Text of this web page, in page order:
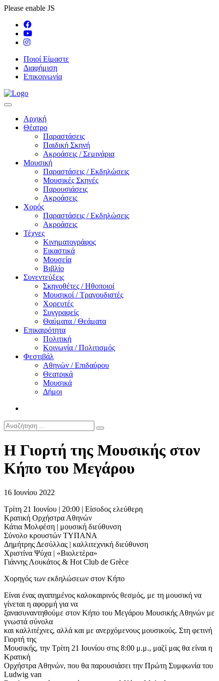
Please enable JS
Ποιοί Είμαστε
Διαφήμιση
Επικοινωνία
Αρχική
Θέατρο
Παραστάσεις
Παιδική Σκηνή
Ακροάσεις / Σεμινάρια
Μουσική
Παραστάσεις / Εκδηλώσεις
Μουσικές Σκηνές
Παρουσιάσεις
Ακροάσεις
Χορός
Παραστάσεις / Εκδηλώσεις
Ακροάσεις
Τέχνες
Κινηματογράφος
Εικαστικά
Μουσεία
Βιβλίο
Συνεντεύξεις
Σκηνοθέτες / Ηθοποιοί
Μουσικοί / Τραγουδιστές
Χορευτές
Συγγραφείς
Θαύματα / Θεάματα
Επικαιρότητα
Πολιτική
Κοινωνία / Πολιτισμός
Φεστιβάλ
Αθηνών / Επιδαύρου
Θεατρικά
Μουσικά
Δήμοι
H Γιορτή της Μουσικής στον
Κήπο του Μεγάρου
16 Ιουνίου 2022
Τρίτη 21 Ιουνίου | 20:00 | Είσοδος ελεύθερη
Κρατική Ορχήστρα Αθηνών
Κάτια Μολφέση | μουσική διεύθυνση
Σύνολο κρουστών ΤΥΠΑΝΑ
Δημήτρης Δεσύλλας | καλλιτεχνική διεύθυνση
Χριστίνα Ψύχα | «Βιολετέρα»
Γιάννης Λουκάτος & Hot Club de Grèce
Χορηγός των εκδηλώσεων στον Κήπο
Είναι ένας αγαπημένος καλοκαιρινός θεσμός, με τη μουσική να
γίνεται η αφορμή για να
ξανασυναντηθούμε στον Κήπο του Μεγάρου Μουσικής Αθηνών με
γνωστά σύνολα
και καλλιτέχνες, αλλά και με ανερχόμενους μουσικούς. Στη φετινή
Γιορτή της
Μουσικής, την Τρίτη 21 Ιουνίου στις 8:00 μ.μ., μαζί μας θα είναι η
Κρατική
Ορχήστρα Αθηνών, που θα παρουσιάσει την Πρώτη Συμφωνία του
Ludwig van